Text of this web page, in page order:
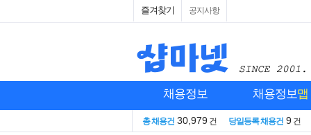
즐겨찾기 공지사항
채용정보 채용정보맵
총 채용건 30,979 건 당일등록 채용건 9 건